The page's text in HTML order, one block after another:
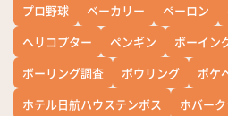
プロ野球 ベーカリー ペーロン
ヘリコプター
ペンギン ボーイン
ボーリング調査
ボウリング ポケ
ホテル日航ハウステンボス
ホバー